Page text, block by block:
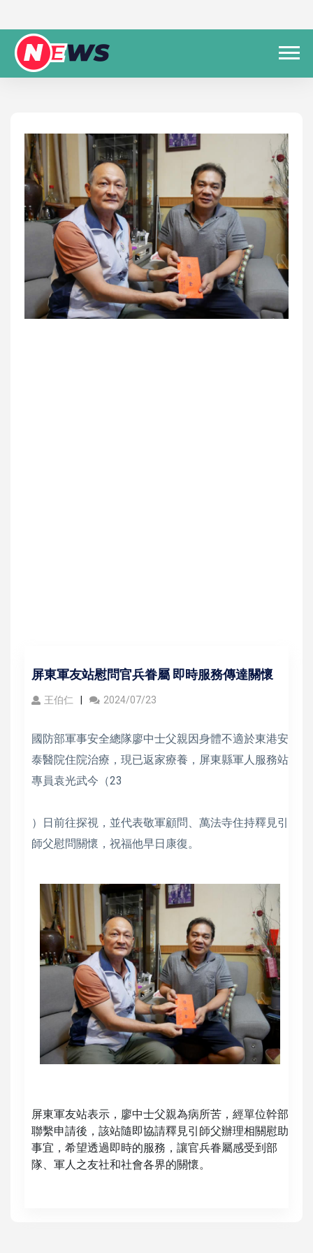
屏東軍友站慰問官兵眷屬 即時服務傳達關懷
王伯仁 2024/07/23
國防部軍事安全總隊廖中士父親因身體不適於東港安
泰醫院住院治療，現已返家療養，屏東縣軍人服務站
專員袁光武今（23
）日前往探視，並代表敬軍顧問、萬法寺住持釋見引
師父慰問關懷，祝福他早日康復。
屏東軍友站表示，廖中士父親為病所苦，經單位幹部
聯繫申請後，該站隨即協請釋見引師父辦理相關慰助
事宜，希望透過即時的服務，讓官兵眷屬感受到部
隊、軍人之友社和社會各界的關懷。